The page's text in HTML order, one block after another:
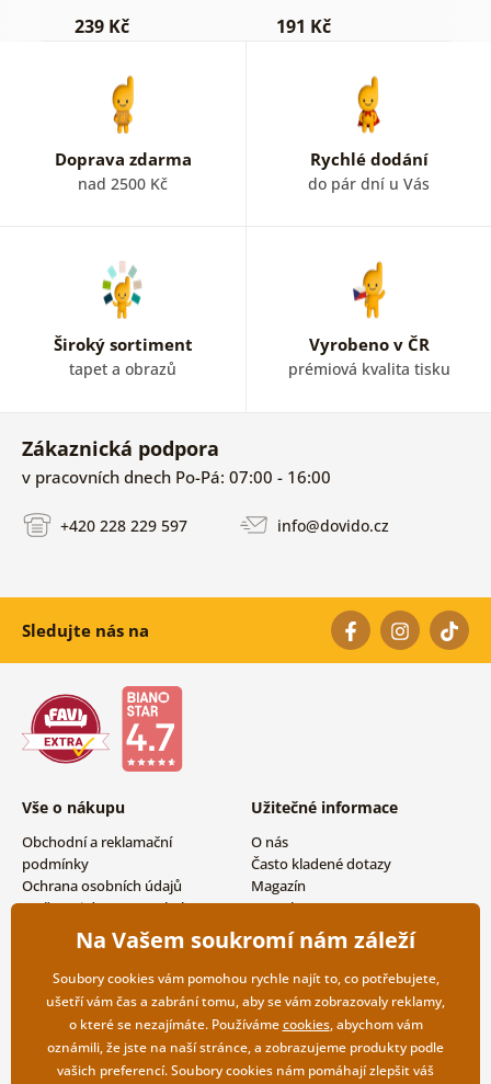
239 Kč 191 Kč
Doprava zdarma
nad 2500 Kč
Rychlé dodání
do pár dní u Vás
Široký sortiment
tapet a obrazů
Vyrobeno v ČR
prémiová kvalita tisku
Zákaznická podpora
v pracovních dnech Po-Pá: 07:00 - 16:00
+420 228 229 597 info@dovido.cz
Sledujte nás na
Vše o nákupu
Obchodní a reklamační
podmínky
Ochrana osobních údajů
Možnosti dopravy a platby
Vrácení zboží
Užitečné informace
O nás
Často kladené dotazy
Magazín
Kontakty
Velkoobchodní spolupráce
Na Vašem soukromí nám záleží
Soubory cookies vám pomohou rychle najít to, co potřebujete,
ušetří vám čas a zabrání tomu, aby se vám zobrazovaly reklamy,
o které se nezajímáte. Používámecookies, abychom vám
oznámili, že jste na naší stránce, a zobrazujeme produkty podle
vašich preferencí. Soubory cookies nám pomáhají zlepšit váš